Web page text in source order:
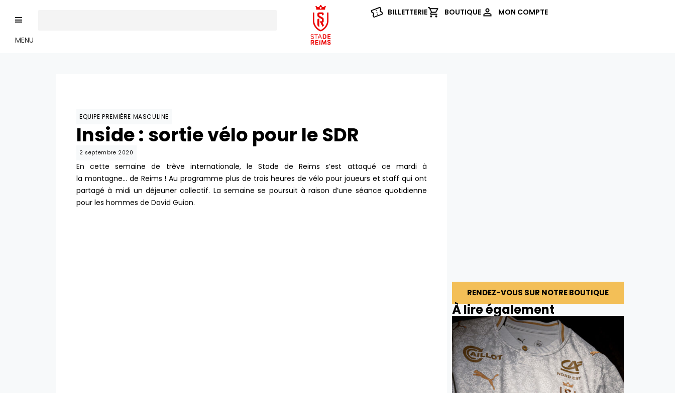
MENU
BILLETTERIE BOUTIQUE MON COMPTE
EQUIPE PREMIÈRE MASCULINE
Inside : sortie vélo pour le SDR
2 septembre 2020
En cette semaine de trêve internationale, le Stade de Reims s’est attaqué ce mardi à
la montagne… de Reims ! Au programme plus de trois heures de vélo pour joueurs et staff qui ont
partagé à midi un déjeuner collectif. La semaine se poursuit à raison d’une séance quotidienne
pour les hommes de David Guion.
RENDEZ-VOUS SUR NOTRE BOUTIQUE
À lire également